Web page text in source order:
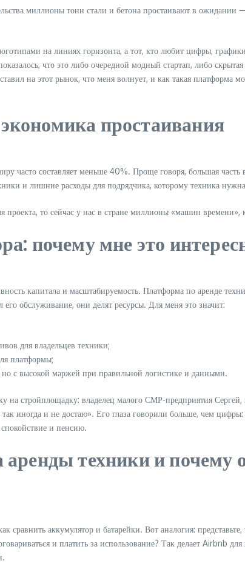
миллионы тонн стали и бетона простаивают в
на линиях горизонта, а тот, кто любит цифры,
что это либо очередной модный стартап, либо
на этот рынок, что меня волнует, и как такая
простаивания
часто составляет меньше 40%. Проще говоря, большая
и лишние расходы для подрядчика, которому техника
то сейчас у нас в стране миллионы «машин времени»,
почему мне это
капитала и масштабируемость. Платформа по аренде
обслуживание, они делят ресурсы. Для меня это значит:
для владельцев техники;
платформы;
с высокой маржей при правильной логистике и данными.
стройплощадку: владелец малого СМР-предприятия Сергей,
иногда и не достаю». Его глаза говорили больше, чем
спокойствие и пенсию.
техники и почему
аккумулятор и батарейки. Вот аналогия:
и платить за использование? Так делает Airbnb